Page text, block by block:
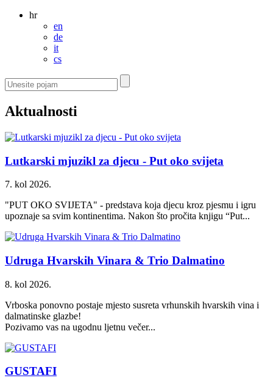
hr
en
de
it
cs
Aktualnosti
Lutkarski mjuzikl za djecu - Put oko svijeta
7. kol 2026.
"PUT OKO SVIJETA" - predstava koja djecu kroz pjesmu i igru
upoznaje sa svim kontinentima. Nakon što pročita knjigu “Put...
Udruga Hvarskih Vinara & Trio Dalmatino
8. kol 2026.
Vrboska ponovno postaje mjesto susreta vrhunskih hvarskih vina i
dalmatinske glazbe!
Pozivamo vas na ugodnu ljetnu večer...
GUSTAFI